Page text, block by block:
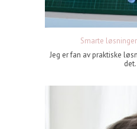
Smarte
Jeg er fan av praktiske